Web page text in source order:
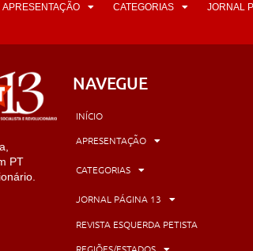
APRESENTAÇÃO CATEGORIAS JORNAL
PT
NAVEGUE
INÍCIO
APRESENTAÇÃO
CATEGORIAS
JORNAL PÁGINA 13
REVISTA ESQUERDA PETISTA